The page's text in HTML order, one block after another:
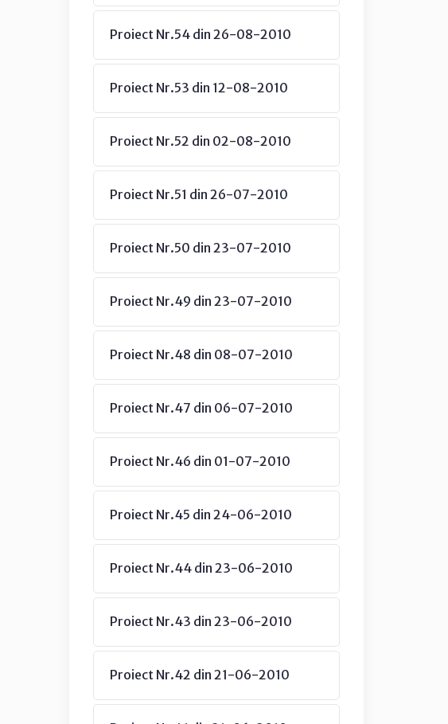
Proiect Nr.54 din 26-08-2010
Proiect Nr.53 din 12-08-2010
Proiect Nr.52 din 02-08-2010
Proiect Nr.51 din 26-07-2010
Proiect Nr.50 din 23-07-2010
Proiect Nr.49 din 23-07-2010
Proiect Nr.48 din 08-07-2010
Proiect Nr.47 din 06-07-2010
Proiect Nr.46 din 01-07-2010
Proiect Nr.45 din 24-06-2010
Proiect Nr.44 din 23-06-2010
Proiect Nr.43 din 23-06-2010
Proiect Nr.42 din 21-06-2010